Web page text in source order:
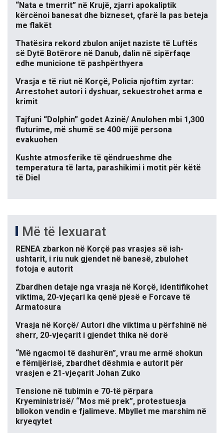
“Nata e tmerrit” në Krujë, zjarri apokaliptik
kërcënoi banesat dhe bizneset, çfarë la pas beteja
me flakët
Thatësira rekord zbulon anijet naziste të Luftës
së Dytë Botërore në Danub, dalin në sipërfaqe
edhe municione të pashpërthyera
Vrasja e të riut në Korçë, Policia njoftim zyrtar:
Arrestohet autori i dyshuar, sekuestrohet arma e
krimit
Tajfuni “Dolphin” godet Azinë/ Anulohen mbi 1,300
fluturime, më shumë se 400 mijë persona
evakuohen
Kushte atmosferike të qëndrueshme dhe
temperatura të larta, parashikimi i motit për këtë
të Diel
Më të lexuarat
RENEA zbarkon në Korçë pas vrasjes së ish-
ushtarit, i riu nuk gjendet në banesë, zbulohet
fotoja e autorit
Zbardhen detaje nga vrasja në Korçë, identifikohet
viktima, 20-vjeçari ka qenë pjesë e Forcave të
Armatosura
Vrasja në Korçë/ Autori dhe viktima u përfshinë në
sherr, 20-vjeçarit i gjendet thika në dorë
“Më ngacmoi të dashurën”, vrau me armë shokun
e fëmijërisë, zbardhet dëshmia e autorit për
vrasjen e 21-vjeçarit Johan Zuko
Tensione në tubimin e 70-të përpara
Kryeministrisë/ “Mos më prek”, protestuesja
bllokon vendin e fjalimeve. Mbyllet me marshim në
kryeqytet